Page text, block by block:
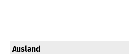
Ausland